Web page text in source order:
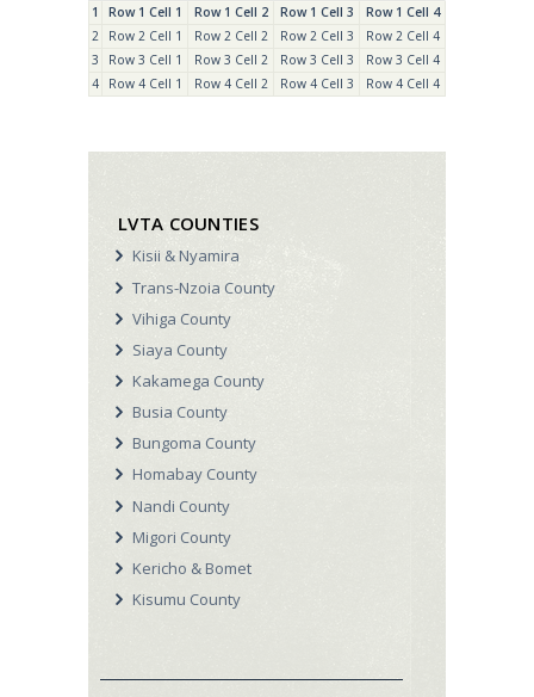
1 Row 1 Cell 1 Row 1 Cell 2 Row 1 Cell 3
Row 1 Cell 4
2
Row 2 Cell 1 Row 2 Cell 2 Row 2 Cell 3
Row 2 Cell 4
3
Row 3 Cell 1 Row 3 Cell 2 Row 3 Cell 3
Row 3 Cell 4
4
Row 4 Cell 1 Row 4 Cell 2 Row 4 Cell 3 Row 4 Cell 4
LVTA COUNTIES
Kisii & Nyamira
Trans-Nzoia County
Vihiga County
Siaya County
Kakamega County
Busia County
Bungoma County
Homabay County
Nandi County
Migori County
Kericho & Bomet
Kisumu County